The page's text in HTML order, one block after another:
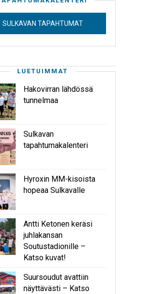
SULKAVAN TAPAHTUMAT
LUETUIMMAT
Hakovirran lähdössä
tunnelmaa
Sulkavan
tapahtumakalenteri
Hyroxin MM-kisoista
hopeaa Sulkavalle
Antti Ketonen keräsi
juhlakansan
Soutustadionille –
Katso kuvat!
Suursoudut avattiin
näyttävästi – Katso